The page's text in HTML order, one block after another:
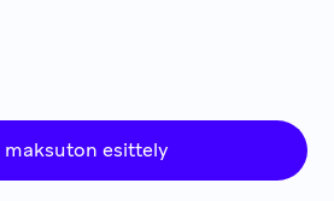
maksuton esittely